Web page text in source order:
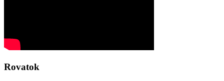
Rovatok